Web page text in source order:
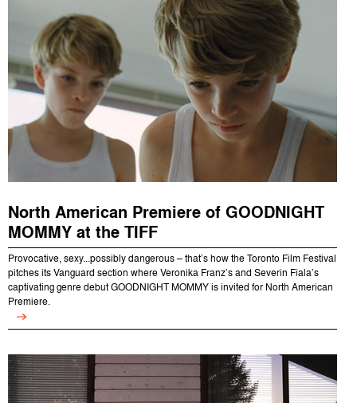
North American Premiere of GOODNIGHT
MOMMY at the TIFF
Provocative, sexy...possibly dangerous – that’s how the Toronto Film Festival
pitches its Vanguard section where Veronika Franz’s and Severin Fiala’s
captivating genre debut GOODNIGHT MOMMY is invited for North American
Premiere.